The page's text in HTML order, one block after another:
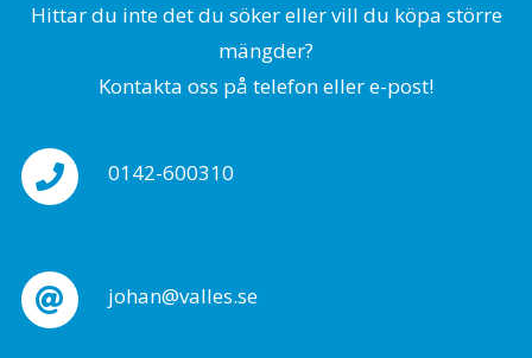
Hittar du inte det du söker eller vill du köpa större
mängder?
Kontakta oss på telefon eller e-post!
0142-600310
johan@valles.se